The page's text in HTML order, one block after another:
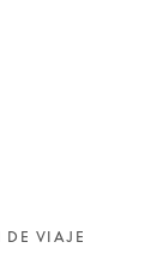
DE VIAJE